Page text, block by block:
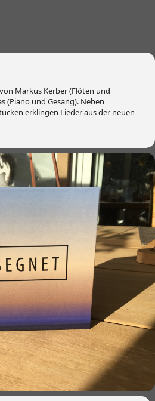
Markus Kerber (Flöten und
(Piano und Gesang). Neben
erklingen Lieder aus der neuen